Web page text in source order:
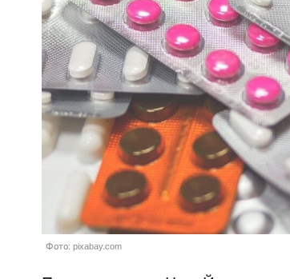
Фото: pixabay.com